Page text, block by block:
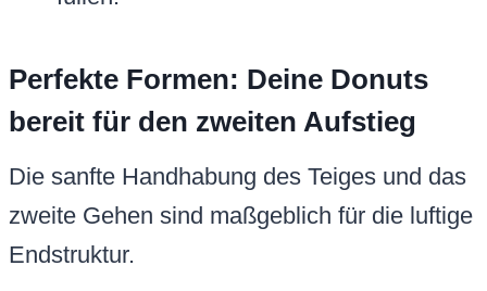
Perfekte Formen: Deine Donuts
bereit für den zweiten Aufstieg
Die sanfte Handhabung des Teiges und das
zweite Gehen sind maßgeblich für die luftige
Endstruktur.